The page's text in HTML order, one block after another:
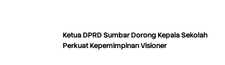
Ketua DPRD Sumbar Dorong Kepala Sekolah
Perkuat Kepemimpinan Visioner